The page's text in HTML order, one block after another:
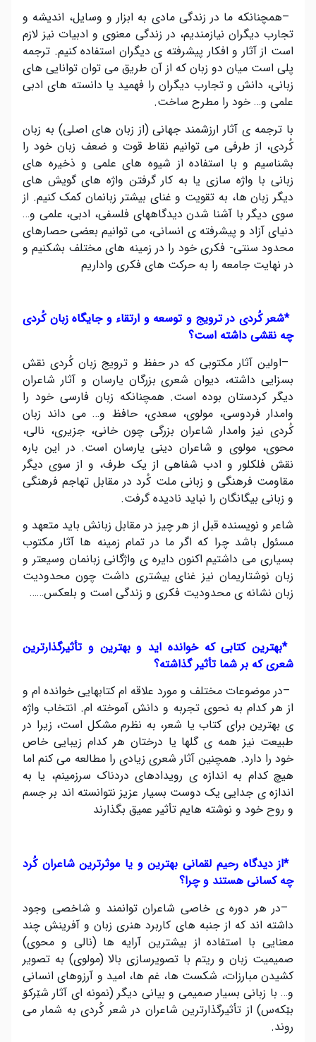
–همچنانکه ما در زندگی مادی به ابزار و وسایل، اندیشه و
تجارب دیگران نیازمندیم، در زندگی معنوی و ادبیات نیز لازم
است از آثار و افکار پیشرفته ی دیگران استفاده کنیم. ترجمه
پلی است میان دو زبان که از آن طریق می توان توانایی های
زبانی، دانش و تجارب دیگران را فهمید یا دانسته های ادبی
علمی و… خود را مطرح ساخت.
با ترجمه ی آثار ارزشمند جهانی (از زبان های اصلی) به زبان
کُردی، از طرفی می توانیم نقاط قوت و ضعف زبان خود را
بشناسیم و با استفاده از شیوه های علمی و ذخیره های
زبانی با واژه سازی یا به کار گرفتن واژه های گویش های
دیگر زبان ها، به تقویت و غنای بیشتر زبانمان کمک کنیم. از
سوی دیگر با آشنا شدن دیدگاههای فلسفی، ادبی، علمی و…
دنیای آزاد و پیشرفته ی انسانی، می توانیم بعضی حصارهای
محدود سنتی- فکری خود را در زمینه های مختلف بشکنیم و
در نهایت جامعه را به حرکت های فکری واداریم
*شعر کُردی در ترویج و توسعه و ارتقاء و جایگاه زبان کُردی
چه نقشی داشته است؟
–اولین آثار مکتوبی که در حفظ و ترویج زبان کُردی نقش
بسزایی داشته، دیوان شعری بزرگان یارسان و آثار شاعران
دیگر کردستان بوده است. همچنانکه زبان فارسی خود را
وامدار فردوسی، مولوی، سعدی، حافظ و… می داند زبان
کُردی نیز وامدار شاعران بزرگی چون خانی، جزیری، نالی،
محوی، مولوی و شاعران دینی یارسان است. در این باره
نقش فلکلور و ادب شفاهی از یک طرف، و از سوی دیگر
مقاومت فرهنگی و زبانی ملت کُرد در مقابل تهاجم فرهنگی
و زبانی بیگانگان را نباید نادیده گرفت.
شاعر و نویسنده قبل از هر چیز در مقابل زبانش باید متعهد و
مسئول باشد چرا که اگر ما در تمام زمینه ها آثار مکتوب
بسیاری می داشتیم اکنون دایره ی واژگانی زبانمان وسیعتر و
زبان نوشتاریمان نیز غنای بیشتری داشت چون محدودیت
زبان نشانه ی محدودیت فکری و زندگی است و بلعکس……
*بهترین کتابی که خوانده اید و بهترین و تأثیرگذارترین
شعری که بر شما تأثیر گذاشته؟
–در موضوعات مختلف و مورد علاقه ام کتابهایی خوانده ام و
از هر کدام به نحوی تجربه و دانش آموخته ام. انتخاب واژه
ی بهترین برای کتاب یا شعر، به نظرم مشکل است، زیرا در
طبیعت نیز همه ی گلها یا درختان هر کدام زیبایی خاص
خود را دارد. همچنین آثار شعری زیادی را مطالعه می کنم اما
هیچ کدام به اندازه ی رویدادهای دردناک سرزمینم، یا به
اندازه ی جدایی یک دوست بسیار عزیز نتوانسته اند بر جسم
و روح خود و نوشته هایم تأثیر عمیق بگذارند
*از دیدگاه رحیم لقمانی بهترین و یا موثرترین شاعران کُرد
چه کسانی هستند و چرا؟
–در هر دوره ی خاصی شاعران توانمند و شاخصی وجود
داشته اند که از جنبه های کاربرد هنری زبان و آفرینش چند
معنایی با استفاده از بیشترین آرایه ها (نالی و محوی)
صمیمیت زبان و ریتم با تصویرسازی بالا (مولوی) به تصویر
کشیدن مبارزات، شکست ها، غم ها، امید و آرزوهای انسانی
و… با زبانی بسیار صمیمی و بیانی دیگر (نمونه ای آثار شێرکۆ
بێکه‌س) از تأثیرگذارترین شاعران در شعر کُردی به شمار می
روند.